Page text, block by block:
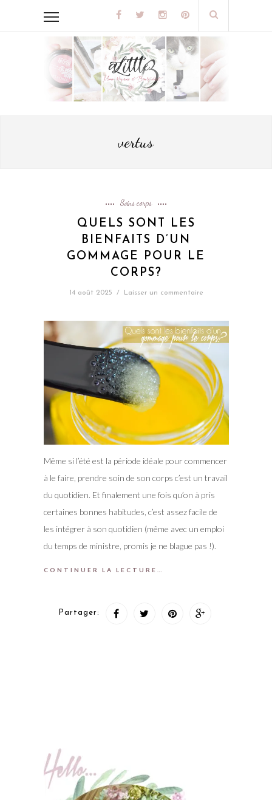
vertus
Soins corps
QUELS SONT LES
BIENFAITS D’UN
GOMMAGE POUR LE
CORPS?
14 août 2025 / Laisser un commentaire
Même si l’été est la période idéale pour commencer
à le faire, prendre soin de son corps c’est un travail
du quotidien. Et finalement une fois qu’on à pris
certaines bonnes habitudes, c’est assez facile de
les intégrer à son quotidien (même avec un emploi
du temps de ministre, promis je ne blague pas !).
CONTINUER LA LECTURE…
Partager: